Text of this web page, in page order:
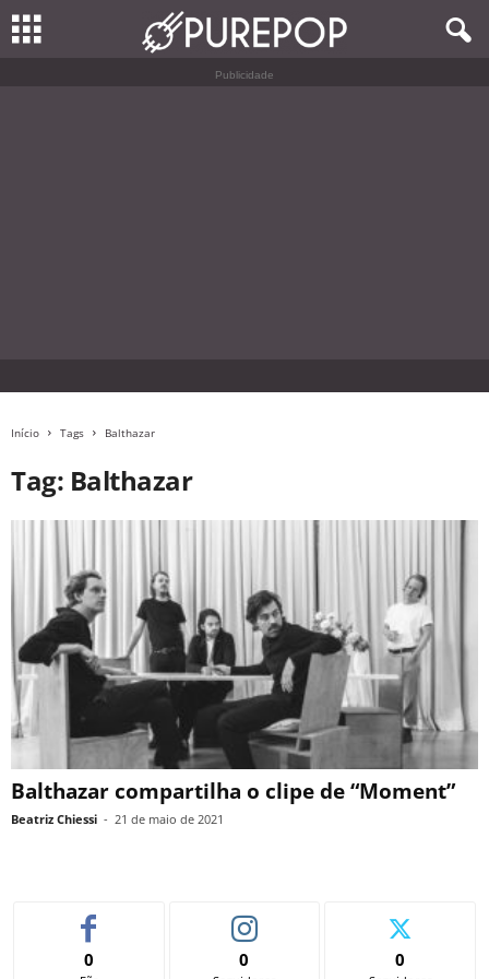
Publicidade
Início Tags Balthazar
Tag: Balthazar
Balthazar compartilha o clipe de “Moment”
Beatriz Chiessi - 21 de maio de 2021
0 0 0